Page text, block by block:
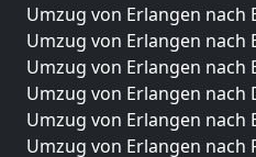
Umzug von Erlangen nach
Umzug von Erlangen nach
Umzug von Erlangen nach
Umzug von Erlangen nach
Umzug von Erlangen nach
Umzug von Erlangen nach